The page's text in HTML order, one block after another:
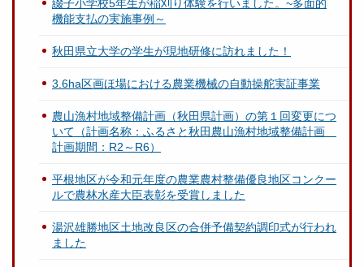
綴子小学校5年生が稲刈り体験を行いました。~多面的
機能支払の実施事例～
秋田県立大学の学生が現地研修に訪れました！
3.6ha区画ほ場における農業機械の自動操舵実証事業
農山漁村地域整備計画（秋田県計画）の第１回変更につ
いて（計画名称：ふるさと秋田農山漁村地域整備計画
計画期間：R2～R6）
平根地区が令和元年度の農業農村整備優良地区コンクー
ルで農林水産大臣表彰を受賞しました
湯沢雄勝地区土地改良区の合併予備契約調印式が行われ
ました